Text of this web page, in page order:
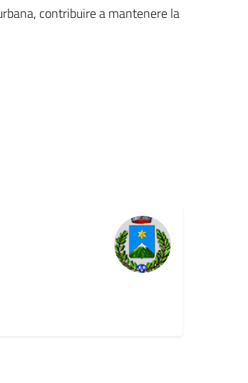
contribuire a mantenere la